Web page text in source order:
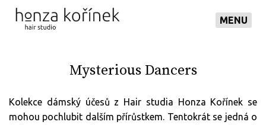
MENU
Mysterious Dancers
Kolekce dámský účesů z Hair studia Honza Kořínek se
mohou pochlubit dalším přírůstkem. Tentokrát se jedná o